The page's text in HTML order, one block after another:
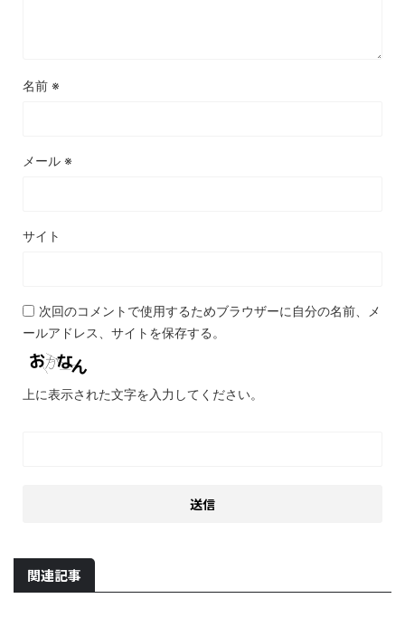
名前 ※
メール ※
サイト
次回のコメントで使用するためブラウザーに自分の名前、メ
ールアドレス、サイトを保存する。
上に表示された文字を入力してください。
関連記事